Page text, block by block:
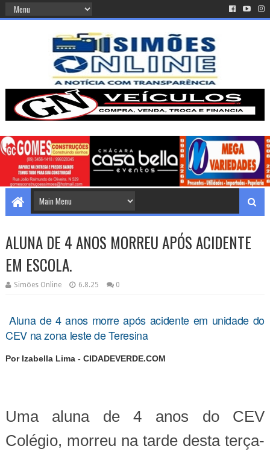
ALUNA DE 4 ANOS MORREU APÓS ACIDENTE
EM ESCOLA.
Simões Online 6.8.25 0
Aluna de 4 anos morre após acidente em unidade do
CEV na zona leste de Teresina
Por Izabella Lima - CIDADEVERDE.COM
Uma aluna de 4 anos do CEV
Colégio, morreu na tarde desta terça-